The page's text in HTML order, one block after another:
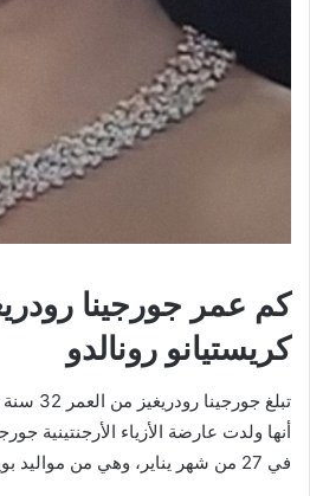
كم عمر جورجينا
كريستيانو رونالدو
في 27 من شهر يناير، وهي من مواليد بوينس آيرس في الأرجنتين.